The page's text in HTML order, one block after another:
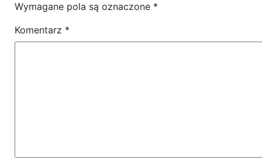
Wymagane pola są oznaczone *
Komentarz *